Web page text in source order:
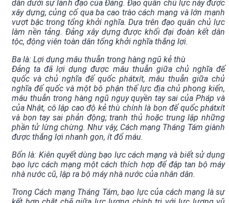
dân dưới sự lãnh đạo của Đảng. Đạo quân chủ lực này được
xây dựng, củng cố qua ba cao trào cách mạng và lớn mạnh
vượt bậc trong tổng khởi nghĩa. Dựa trên đạo quân chủ lực
làm nền tảng. Đảng xây dựng được khối đại đoàn kết dân
tộc, động viên toàn dân tổng khởi nghĩa thắng lợi.
Ba là: Lợi dụng mâu thuẫn trong hàng ngũ kẻ thù
Đảng ta đã lợi dụng được mâu thuẫn giữa chủ nghĩa đế
quốc và chủ nghĩa đế quốc phátxít, mâu thuẫn giữa chủ
nghĩa đế quốc và một bộ phận thế lực địa chủ phong kiến,
mâu thuẫn trong hàng ngũ ngụy quyền tay sai của Pháp và
của Nhật, cô lập cao độ kẻ thù chính là bọn đế quốc phátxít
và bọn tay sai phản động; tranh thủ hoặc trung lập những
phần tử lừng chừng. Như vậy, Cách mạng Tháng Tám giành
được thắng lợi nhanh gọn, ít đổ máu.
Bốn là: Kiên quyết dùng bạo lực cách mạng và biết sử dụng
bạo lực cách mạng một cách thích hợp để đập tan bộ máy
nhà nước cũ, lập ra bộ máy nhà nước của nhân dân.
Trong Cách mạng Tháng Tám, bạo lực của cách mạng là sự